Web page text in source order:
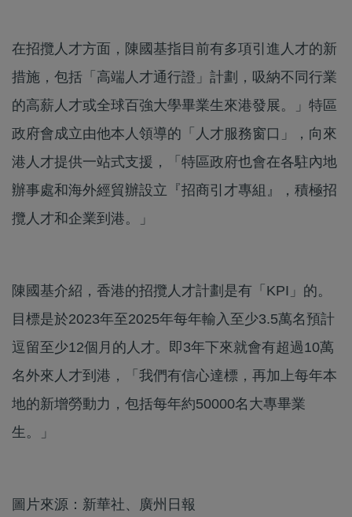
在招攬人才方面，陳國基指目前有多項引進人才的新
措施，包括「高端人才通行證」計劃，吸納不同行業
的高薪人才或全球百強大學畢業生來港發展。」特區
政府會成立由他本人領導的「人才服務窗口」，向來
港人才提供一站式支援，「特區政府也會在各駐內地
辦事處和海外經貿辦設立『招商引才專組』，積極招
攬人才和企業到港。」
陳國基介紹，香港的招攬人才計劃是有「KPI」的。
目標是於2023年至2025年每年輸入至少3.5萬名預計
逗留至少12個月的人才。即3年下來就會有超過10萬
名外來人才到港，「我們有信心達標，再加上每年本
地的新增勞動力，包括每年約50000名大專畢業
生。」
圖片來源：新華社、廣州日報